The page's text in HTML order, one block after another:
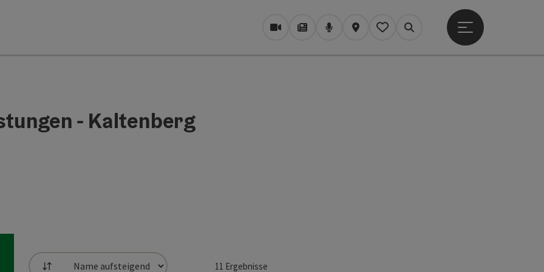
WebcamsMagazin/Blog
PodcastKarteMein Merkzettel
Suchen
Hauptmenü öffnen
- Kaltenberg
11 Ergebnisse